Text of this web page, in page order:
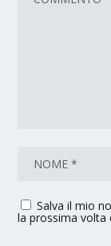
Salva il mio
la prossima volta